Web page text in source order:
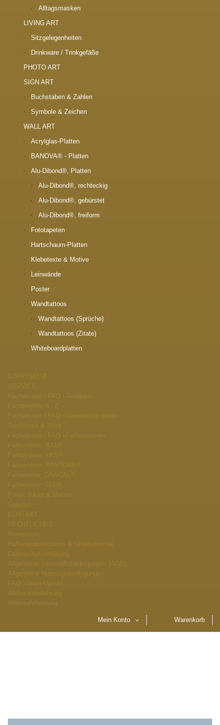
Alltagsmasken
LIVING ART
Sitzgelegenheiten
Drinkware / Trinkgefäße
PHOTO ART
SIGN ART
Buchstaben & Zahlen
Symbole & Zeichen
WALL ART
Acrylglas-Platten
BANOVA® - Platten
Alu-Dibond®, Platten
Alu-Dibond®, rechteckig
Alu-Dibond®, gebürstet
Alu-Dibond®, freiform
Fototapeten
Hartschaum-Platten
Klebetexte & Motive
Leinwände
Poster
Wandtattoos
Wandtattoos (Sprüche)
Wandtattoos (Zitate)
Whiteboardplatten
Mein Konto Warenkorb